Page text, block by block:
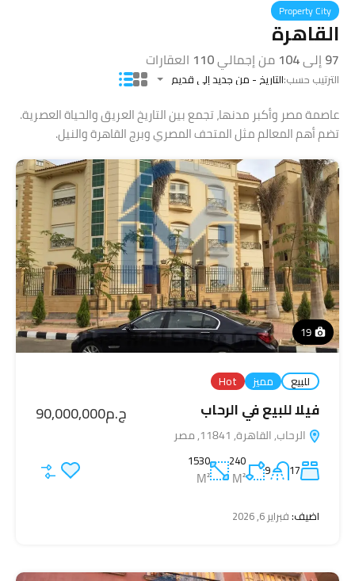
Property City
القاهرة
97إلى104 من إجمالي110 العقارات
الترتيب حسب:التاريخ - من جديد إلى قديم
عاصمة مصر وأكبر مدنها، تجمع بين التاريخ العريق والحياة العصرية.
تضم أهم المعالم مثل المتحف المصري وبرج القاهرة والنيل.
19
للبيع مميز Hot
فيلا للبيع في الرحاب
الرحاب, القاهرة, 11841, مصر
ج.م90,000,000
17
9
240
M²
1530
M²
اضيف:فبراير 6, 2026